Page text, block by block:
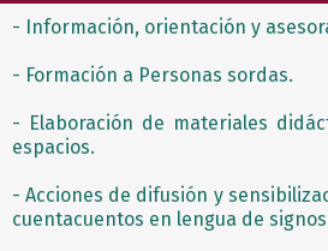
- Información, orientación y
- Formación a Personas sordas.
- Elaboración de materiales
espacios.
- Acciones de difusión y
cuentacuentos en lengua de